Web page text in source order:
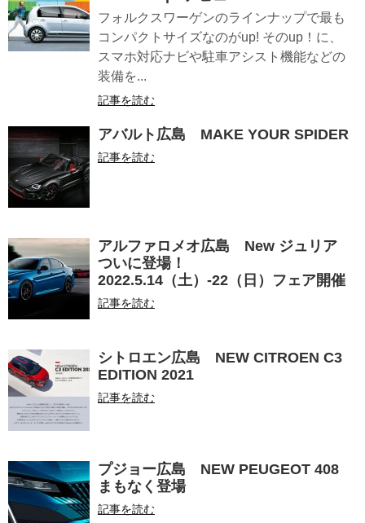
フォルクスワーゲンのラインナップで最も
コンパクトサイズなのがup! そのup！に、
スマホ対応ナビや駐車アシスト機能などの
装備を...
記事を読む
アバルト広島 MAKE YOUR SPIDER
記事を読む
アルファロメオ広島 New ジュリア
ついに登場！
2022.5.14（土）-22（日）フェア開催
記事を読む
シトロエン広島 NEW CITROEN C3
EDITION 2021
記事を読む
プジョー広島 NEW PEUGEOT 408
まもなく登場
記事を読む